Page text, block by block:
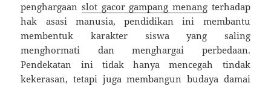
penghargaanslot gacor gampang menangterhadap
hak asasi manusia, pendidikan ini membantu
membentuk karakter siswa yang saling
menghormati dan menghargai perbedaan.
Pendekatan ini tidak hanya mencegah tindak
kekerasan, tetapi juga membangun budaya damai